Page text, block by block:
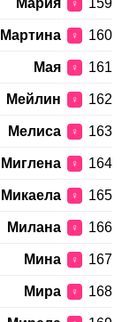
159
♀
Мария
160
♀
Мартина
161
♀
Мая
162
♀
Мейлин
163
♀
Мелиса
164
♀
Миглена
165
♀
Микаела
166
♀
Милана
167
♀
Мина
168
♀
Мира